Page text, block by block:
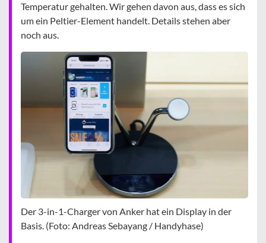
Temperatur gehalten. Wir gehen davon aus, dass es sich
um ein Peltier-Element handelt. Details stehen aber
noch aus.
Der 3-in-1-Charger von Anker hat ein Display in der
Basis. (Foto: Andreas Sebayang / Handyhase)